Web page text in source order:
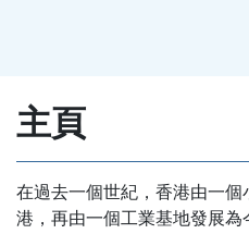
主頁
在過去一個世紀，香港由一
港，再由一個工業基地發展